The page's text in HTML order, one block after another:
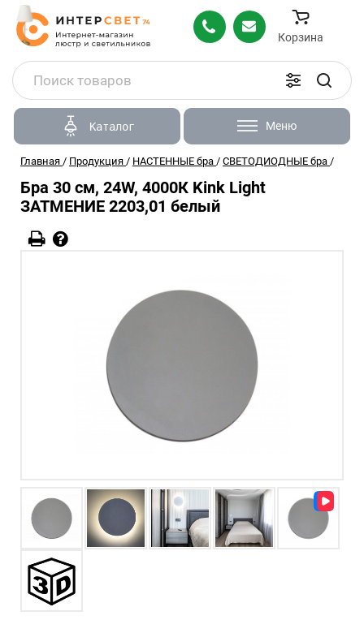
Корзина
Каталог Меню
Главная / Продукция / НАСТЕННЫЕ бра / СВЕТОДИОДНЫЕ бра /
Бра 30 см, 24W, 4000К Kink Light
ЗАТМЕНИЕ 2203,01 белый